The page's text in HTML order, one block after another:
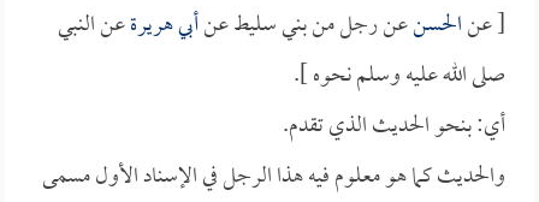
[ عنالحسنعن رجل من بني سليط عنأبي هريرةعن النبي
صلى الله عليه وسلم نحوه ].
أي: بنحو الحديث الذي تقدم.
والحديث كما هو معلوم فيه هذا الرجل في الإسناد الأول مسمى